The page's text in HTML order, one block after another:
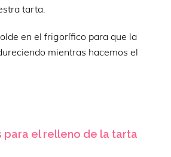
tarta.
en el frigorífico para que la
mientras hacemos el
para el relleno de la tarta